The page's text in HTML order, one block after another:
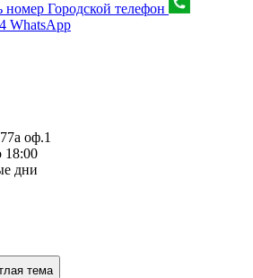
номер Городской телефон
WhatsApp
оф.1
18:00
дни
тема